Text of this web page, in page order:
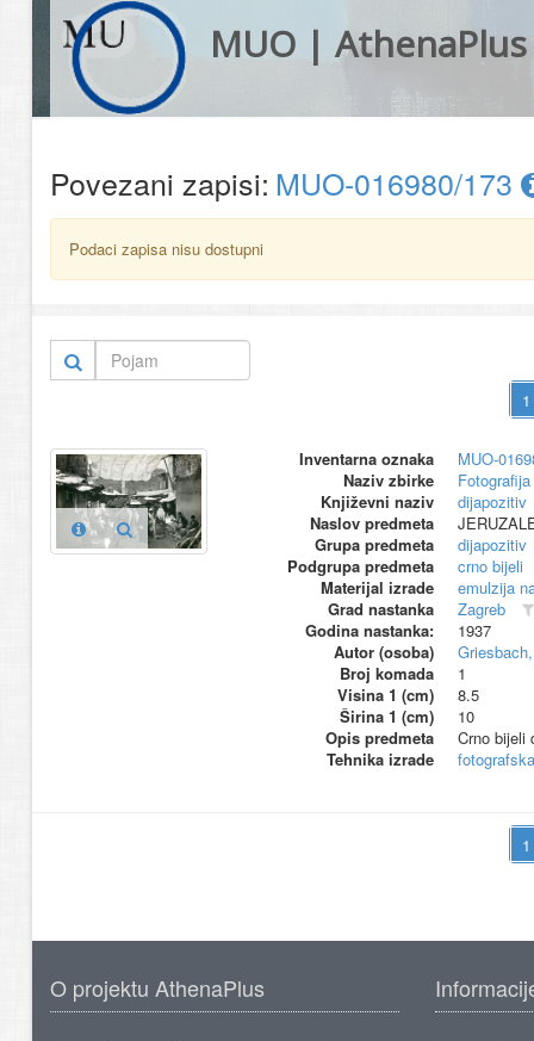
MUO | AthenaPlus
Povezani zapisi: MUO-016980/173
Podaci zapisa nisu dostupni
Inventarna oznaka
MUO-
Naziv zbirke
Književni naziv
dijapozitiv
Naslov predmeta
Grupa predmeta
dijapozitiv
Podgrupa predmeta
crno bijeli
Materijal izrade
emulzija
Grad nastanka
Zagreb
Godina nastanka:
1937
Autor (osoba)
Broj komada
1
Visina 1 (cm)
8.5
Širina 1 (cm)
10
Opis predmeta
Crno bijeli
Tehnika izrade
fotografska
O projektu AthenaPlus